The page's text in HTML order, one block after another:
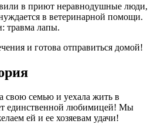
в приют неравнодушные люди,
в ветеринарной помощи.
травма лапы.
и готова отправиться домой!
свою семью и уехала жить в
единственной любимицей! Мы
ей и ее хозяевам удачи!